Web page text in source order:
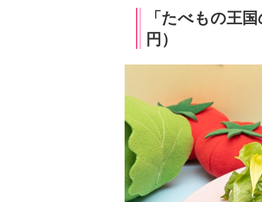
「たべもの王
円）